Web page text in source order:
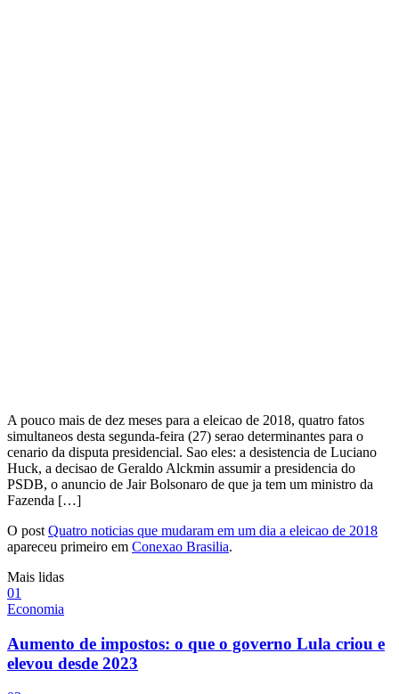
A pouco mais de dez meses para a eleicao de 2018, quatro fatos
simultaneos desta segunda-feira (27) serao determinantes para o
cenario da disputa presidencial. Sao eles: a desistencia de Luciano
Huck, a decisao de Geraldo Alckmin assumir a presidencia do
PSDB, o anuncio de Jair Bolsonaro de que ja tem um ministro da
Fazenda […]
O post Quatro noticias que mudaram em um dia a eleicao de 2018
apareceu primeiro em Conexao Brasilia.
Mais lidas
01
Economia
Aumento de impostos: o que o governo Lula criou e
elevou desde 2023